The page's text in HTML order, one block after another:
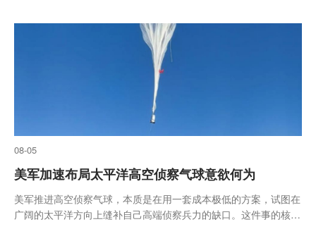
08-05
美军加速布局太平洋高空侦察气球意欲何为
美军推进高空侦察气球，本质是在用一套成本极低的方案，试图在
广阔的太平洋方向上缝补自己高端侦察兵力的缺口。这件事的核心